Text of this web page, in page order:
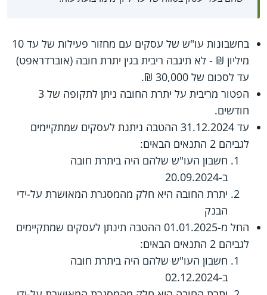
בחשבונות עו"ש של עסקים עם מחזור פעילות של עד 10
מיליון ₪ - לא תיגבה ריבית בגין יתרת חובה (אוברדראפט)
עד לסכום של 30,000 ₪.
הפטור מריבית על יתרת החובה ניתן לתקופה של 3
חודשים.
עד 31.12.2024 ההטבה ניתנת לעסקים שמתקיימים
לגביהם 2 התנאים הבאים:
חשבון העו"ש שלהם היה ביתרת חובה
ב-20.09.2024
יתרת החובה היא חלק מהמסגרת המאושרת על-ידי
הבנק
החל מ-01.01.2025 ההטבה תינתן לעסקים שמתקיימים
לגביהם 2 התנאים הבאים:
חשבון העו"ש שלהם היה ביתרת חובה
ב-02.12.2024